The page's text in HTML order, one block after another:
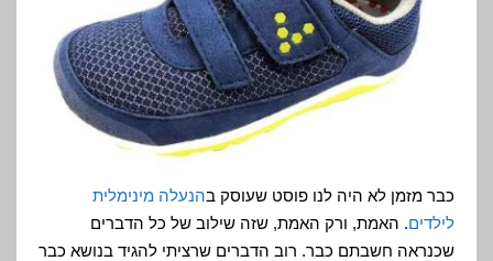
כבר מזמן לא היה לנו פוסט שעוסק בהנעלה מינימלית
לילדים. האמת, ורק האמת, שזה שילוב של כל הדברים
שכנראה חשבתם כבר. רוב הדברים שרציתי להגיד בנושא כבר